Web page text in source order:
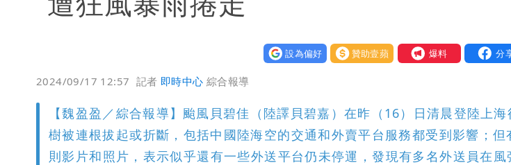
設為偏好 贊助壹蘋 我要爆料
2024/09/17 12:57 記者 即時中心 綜合報導
【魏盈盈／綜合報導】颱風貝碧佳（陸譯貝碧嘉）在昨（16）日清晨登陸上
樹被連根拔起或折斷，包括中國陸海空的交通和外賣平台服務都受到影響；但
則影片和照片，表示似乎還有一些外送平台仍未停運，發現有多名外送員在